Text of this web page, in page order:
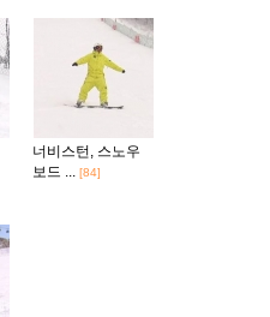
너비스턴, 스노우
보드 ... [84]